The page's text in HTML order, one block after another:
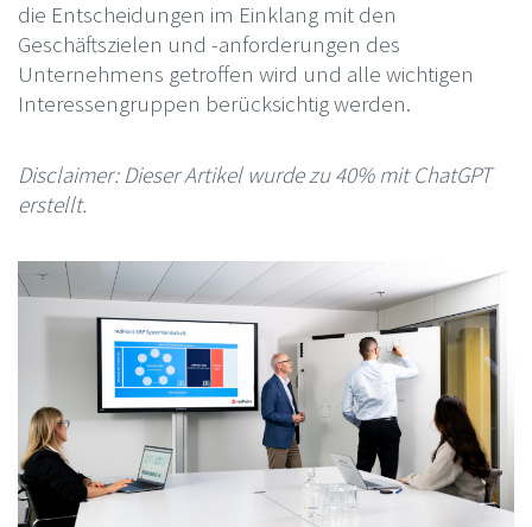
die Entscheidungen im Einklang mit den
Geschäftszielen und -anforderungen des
Unternehmens getroffen wird und alle wichtigen
Interessengruppen berücksichtig werden.
Disclaimer: Dieser Artikel wurde zu 40% mit ChatGPT
erstellt.